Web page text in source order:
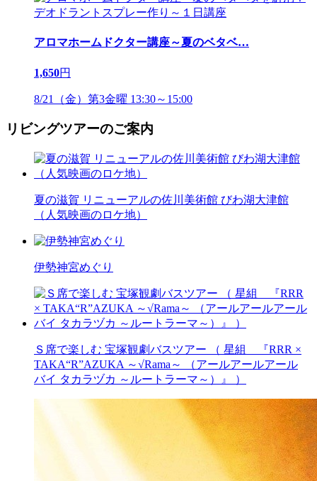
アロマホームドクター講座～夏のベタベ…
1,650円
8/21（金）第3金曜 13:30～15:00
リビングツアーのご案内
夏の滋賀 リニューアルの佐川美術館 びわ湖大津館
（人気映画のロケ地）
伊勢神宮めぐり
Ｓ席で楽しむ 宝塚観劇バスツアー （ 星組 『RRR ×
TAKA“R”AZUKA ～√Rama～ （アールアールアール
バイ タカラヅカ ～ルートラーマ～）』 ）